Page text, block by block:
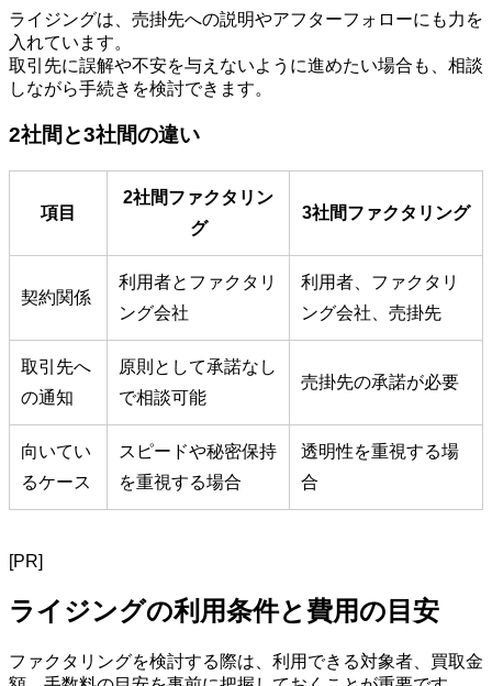
ライジングは、売掛先への説明やアフターフォローにも力を
入れています。
取引先に誤解や不安を与えないように進めたい場合も、相談
しながら手続きを検討できます。
2社間と3社間の違い
項目
2社間ファクタリン
グ
3社間ファクタリング
契約関係
利用者とファクタリ
ング会社
利用者、ファクタリ
ング会社、売掛先
取引先へ
の通知
原則として承諾なし
で相談可能
売掛先の承諾が必要
向いてい
るケース
スピードや秘密保持
を重視する場合
透明性を重視する場
合
[PR]
ライジングの利用条件と費用の目安
ファクタリングを検討する際は、利用できる対象者、買取金